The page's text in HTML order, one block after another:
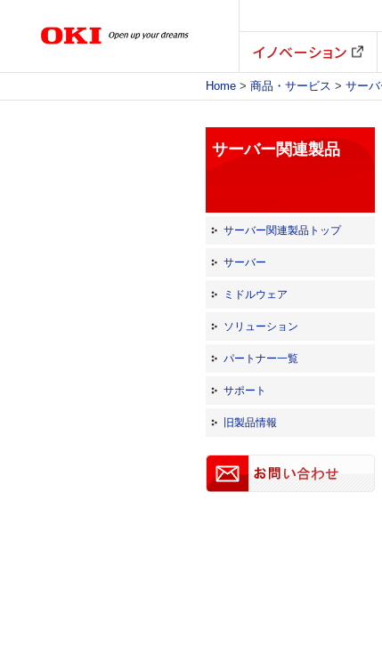
イノベーション
Home > 商品・サービス > サー
サーバー関連製品
サーバー関連製品トップ
サーバー
ミドルウェア
ソリューション
パートナー一覧
サポート
旧製品情報